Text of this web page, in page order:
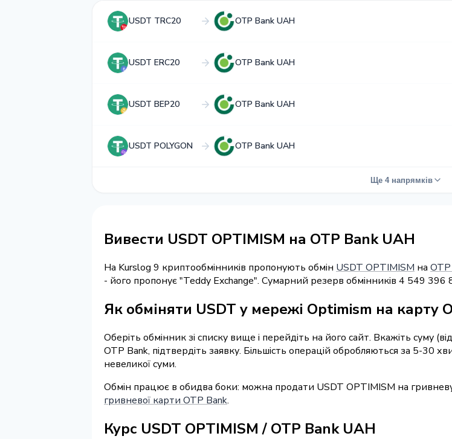
USDT TRC20 OTP Bank UAH
USDT ERC20 OTP Bank UAH
USDT BEP20 OTP Bank UAH
USDT POLYGON OTP Bank UAH
Ще 4 напрямків
Вивести USDT OPTIMISM на OTP Bank UAH
На Kurslog 9 криптообмінників пропонують обмін USDT OPTIMISM на
- його пропонує "Teddy Exchange". Сумарний резерв обмінників 4 549 396
Як обміняти USDT у мережі Optimism на карту
Оберіть обмінник зі списку вище і перейдіть на його сайт. Вкажіть суму
OTP Bank, підтвердіть заявку. Більшість операцій обробляються за 5-30
невеликої суми.
Обмін працює в обидва боки: можна продати USDT OPTIMISM на
гривневої карти OTP Bank.
Курс USDT OPTIMISM / OTP Bank UAH